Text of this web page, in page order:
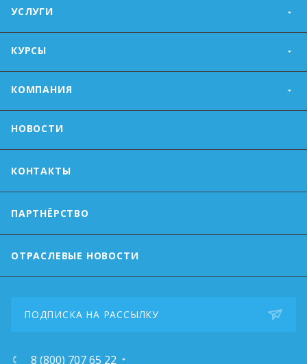
УСЛУГИ
КУРСЫ
КОМПАНИЯ
НОВОСТИ
КОНТАКТЫ
ПАРТНЁРСТВО
ОТРАСЛЕВЫЕ НОВОСТИ
ПОДПИСКА НА РАССЫЛКУ
8 (800) 707 65 22